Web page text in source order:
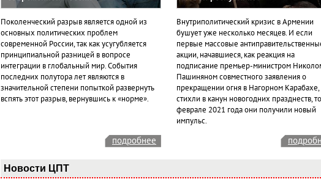
Поколенческий разрыв является одной из
основных политических проблем
современной России, так как усугубляется
принципиальной разницей в вопросе
интеграции в глобальный мир. События
последних полутора лет являются в
значительной степени попыткой развернуть
вспять этот разрыв, вернувшись к «норме».
Внутриполитический кризис в Армении
бушует уже несколько месяцев. И если
первые массовые
акции, начавшиеся, как реакция на
подписание премьер-министром
Пашиняном совместного заявления о
прекращении огня в Нагорном Карабахе,
стихли в канун новогодних празднеств,
феврале 2021 года они получили новый
импульс.
подробнее
Новости ЦПТ